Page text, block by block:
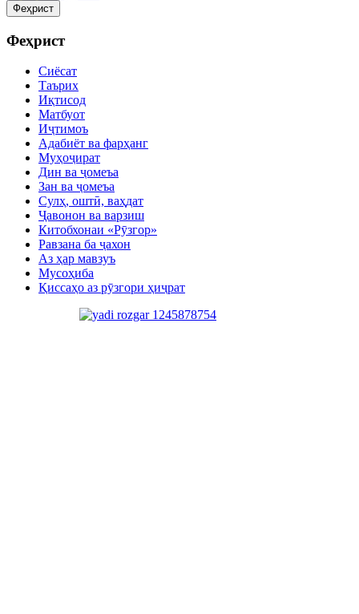
Феҳрист
Феҳрист
Сиёсат
Таърих
Иқтисод
Матбуот
Иҷтимоъ
Адабиёт ва фарҳанг
Муҳоҷират
Дин ва ҷомеъа
Зан ва ҷомеъа
Сулҳ, оштӣ, ваҳдат
Ҷавонон ва варзиш
Китобхонаи «Рӯзгор»
Равзана ба ҷахон
Аз ҳар мавзуъ
Мусоҳиба
Қиссаҳо аз рӯзгори ҳиҷрат